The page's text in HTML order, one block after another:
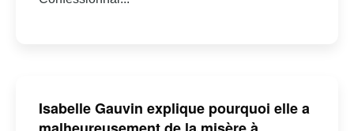
Isabelle Gauvin explique pourquoi elle a